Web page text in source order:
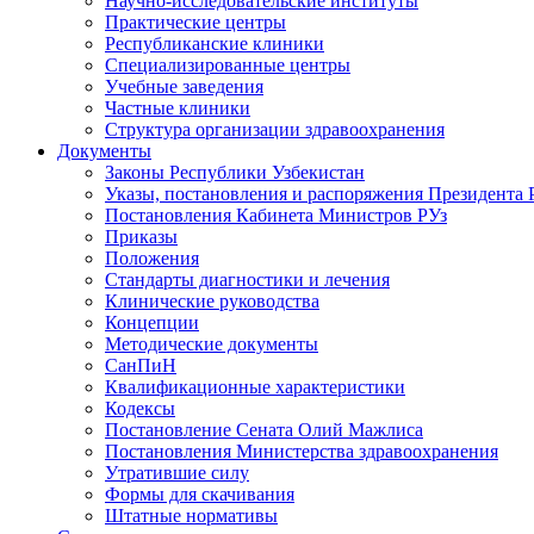
Практические центры
Республиканские клиники
Специализированные центры
Учебные заведения
Частные клиники
Структура организации здравоохранения
Документы
Законы Республики Узбекистан
Указы, постановления и распоряжения Президента
Постановления Кабинета Министров РУз
Приказы
Положения
Стандарты диагностики и лечения
Клинические руководства
Концепции
Методические документы
СанПиН
Квалификационные характеристики
Кодексы
Постановление Сената Олий Мажлиса
Постановления Министерства здравоохранения
Утратившие силу
Формы для скачивания
Штатные нормативы